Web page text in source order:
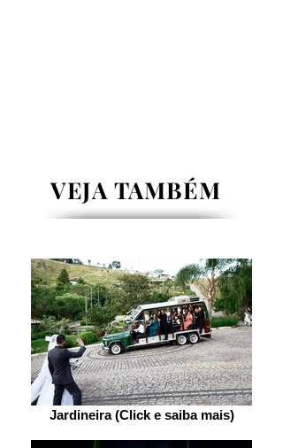
VEJA TAMBÉM
Jardineira (Click e saiba mais)